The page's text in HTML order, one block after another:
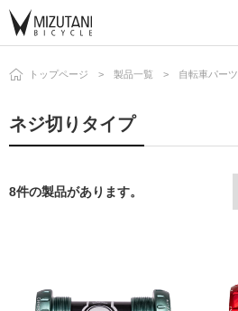
トップページ 製品一覧 自転車パーツ
ネジ切りタイプ
8件の製品があります。